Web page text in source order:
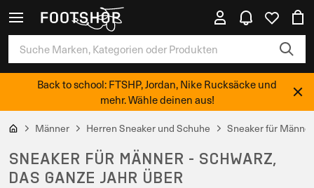
Back to school: FTSHP, Jordan, Nike Rucksäcke und
mehr. Wähle deinen aus!
Männer Herren Sneaker und Schuhe Sneaker für Männer
SNEAKER FÜR MÄNNER - SCHWARZ,
DAS GANZE JAHR ÜBER